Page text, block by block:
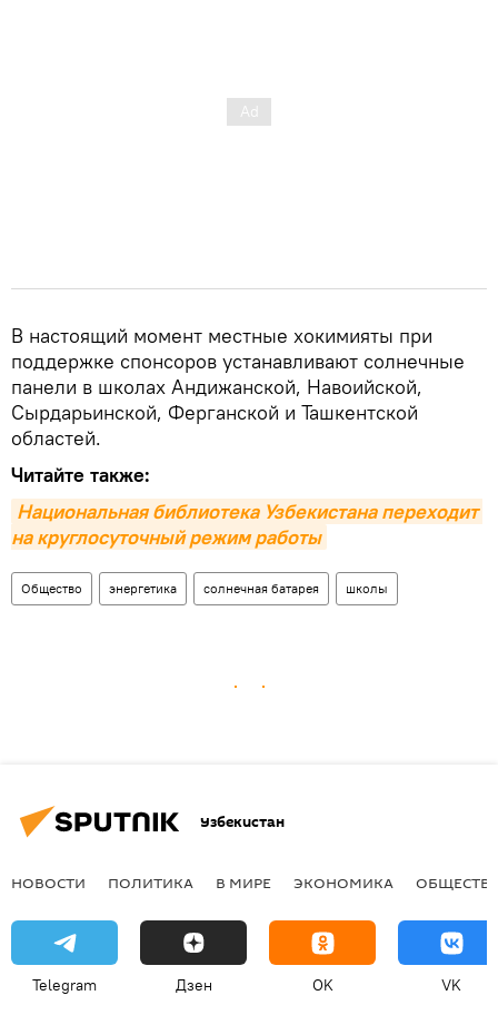
В настоящий момент местные хокимияты при
поддержке спонсоров устанавливают солнечные
панели в школах Андижанской, Навоийской,
Сырдарьинской, Ферганской и Ташкентской
областей.
Читайте также:
Национальная библиотека Узбекистана переходит
на круглосуточный режим работы
Общество энергетика солнечная батарея школы
Узбекистан
НОВОСТИ ПОЛИТИКА В МИРЕ ЭКОНОМИКА
Telegram Дзен OK VK